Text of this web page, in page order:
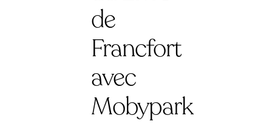
de
Francfort
avec
Mobypark